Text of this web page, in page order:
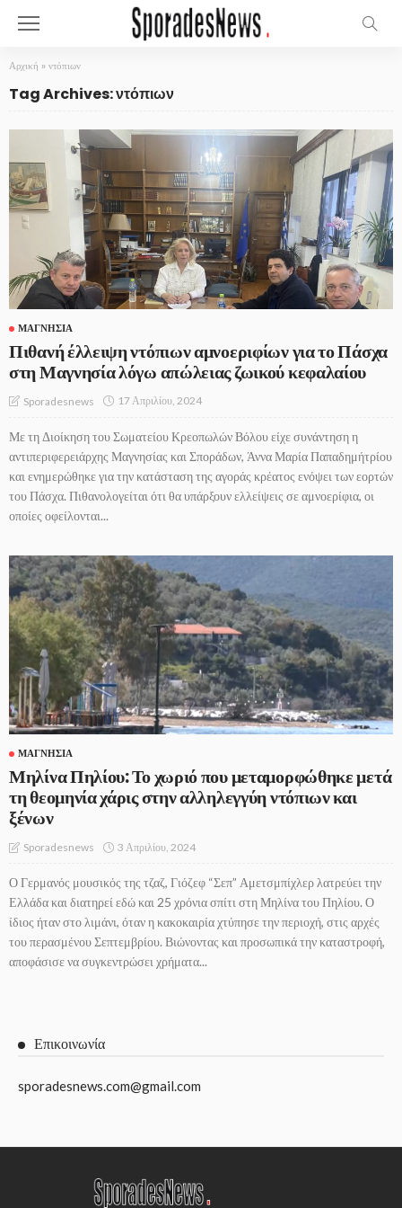
Αρχική » ντόπιων
Tag Archives: ντόπιων
ΜΑΓΝΗΣΊΑ
Πιθανή έλλειψη ντόπιων αμνοεριφίων για το Πάσχα
στη Μαγνησία λόγω απώλειας ζωικού κεφαλαίου
Sporadesnews 17 Απριλίου, 2024
Με τη Διοίκηση του Σωματείου Κρεοπωλών Βόλου είχε συνάντηση η
αντιπεριφερειάρχης Μαγνησίας και Σποράδων, Άννα Μαρία Παπαδημήτρίου
και ενημερώθηκε για την κατάσταση της αγοράς κρέατος ενόψει των εορτών
του Πάσχα. Πιθανολογείται ότι θα υπάρξουν ελλείψεις σε αμνοερίφια, οι
οποίες οφείλονται...
ΜΑΓΝΗΣΊΑ
Μηλίνα Πηλίου: Το χωριό που μεταμορφώθηκε μετά
τη θεομηνία χάρις στην αλληλεγγύη ντόπιων και
ξένων
Sporadesnews 3 Απριλίου, 2024
Ο Γερμανός μουσικός της τζαζ, Γιόζεφ “Σεπ” Αμετσμπίχλερ λατρεύει την
Ελλάδα και διατηρεί εδώ και 25 χρόνια σπίτι στη Μηλίνα του Πηλίου. Ο
ίδιος ήταν στο λιμάνι, όταν η κακοκαιρία χτύπησε την περιοχή, στις αρχές
του περασμένου Σεπτεμβρίου. Βιώνοντας και προσωπικά την καταστροφή,
αποφάσισε να συγκεντρώσει χρήματα...
Επικοινωνία
sporadesnews.com@gmail.com